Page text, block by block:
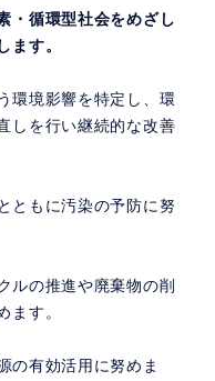
・循環型社会をめざし
ます。
環境影響を特定し、環
しを行い継続的な改善
ともに汚染の予防に努
ルの推進や廃棄物の削
ます。
の有効活用に努めま